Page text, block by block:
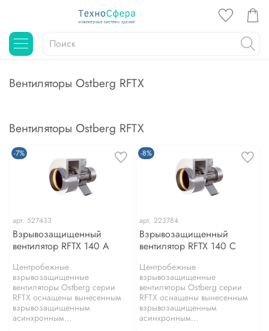
Вентиляторы Ostberg RFTX
Вентиляторы Ostberg RFTX
-7%
арт. 527433
Взрывозащищенный
вентилятор RFTX 140 A
Центробежные
взрывозащищенные
вентиляторы Ostberg серии
RFТХ оснащены вынесенным
взрывозащищенным
асинхронным...
-8%
арт. 223784
Взрывозащищенный
вентилятор RFTX 140 C
Центробежные
взрывозащищенные
вентиляторы Ostberg серии
RFТХ оснащены вынесенным
взрывозащищенным
асинхронным...